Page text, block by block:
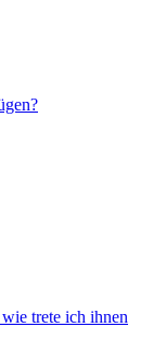
trete ich ihnen